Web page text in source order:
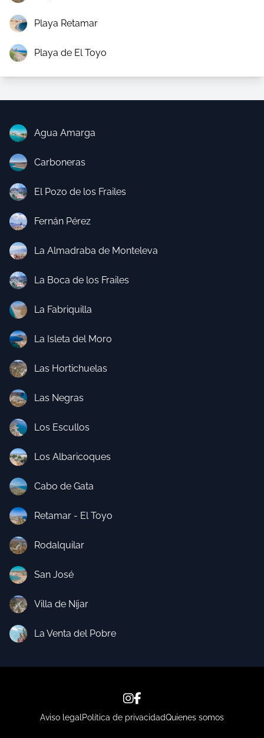
Playa Retamar
Playa de El Toyo
Agua Amarga
Carboneras
El Pozo de los Frailes
Fernán Pérez
La Almadraba de Monteleva
La Boca de los Frailes
La Fabriquilla
La Isleta del Moro
Las Hortichuelas
Las Negras
Los Escullos
Los Albaricoques
Cabo de Gata
Retamar - El Toyo
Rodalquilar
San José
Villa de Níjar
La Venta del Pobre
Aviso legal Política de privacidadQuienes somos